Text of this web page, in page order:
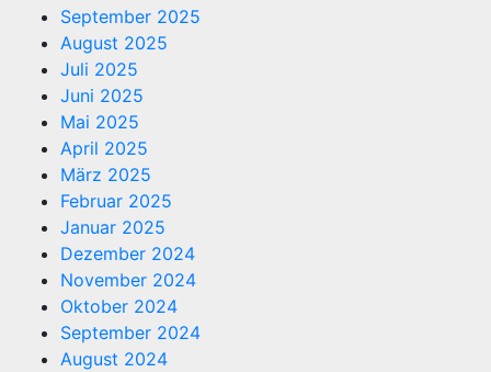
September 2025
August 2025
Juli 2025
Juni 2025
Mai 2025
April 2025
März 2025
Februar 2025
Januar 2025
Dezember 2024
November 2024
Oktober 2024
September 2024
August 2024